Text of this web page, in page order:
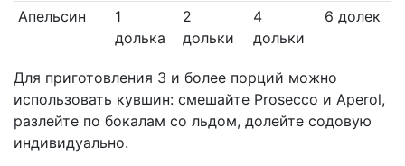
Апельсин
1
долька
2
дольки
4
дольки
6 долек
Для приготовления 3 и более порций можно
использовать кувшин: смешайте Prosecco и Aperol,
разлейте по бокалам со льдом, долейте содовую
индивидуально.